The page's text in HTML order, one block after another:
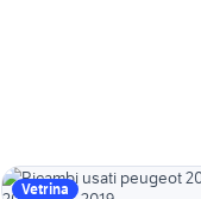
Vetrina